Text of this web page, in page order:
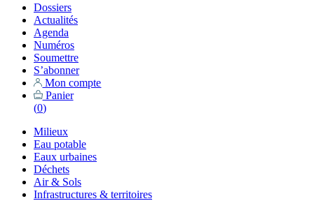
Dossiers
Actualités
Agenda
Numéros
Soumettre
S’abonner
Mon compte
Panier
(0)
Milieux
Eau potable
Eaux urbaines
Déchets
Air & Sols
Infrastructures & territoires